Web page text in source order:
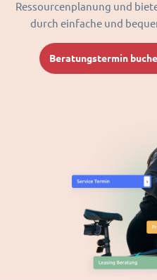
Ressourcenplanung und
durch einfache und
Beratungstermin